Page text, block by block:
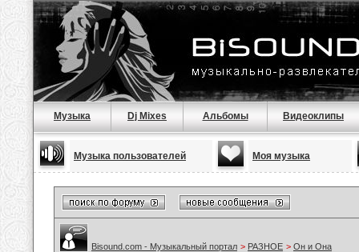
Музыка Dj Mixes Альбомы Видеоклипы
Музыка пользователей Моя музыка
Bisound.com - Музыкальный портал > РАЗНОЕ > Он и Она